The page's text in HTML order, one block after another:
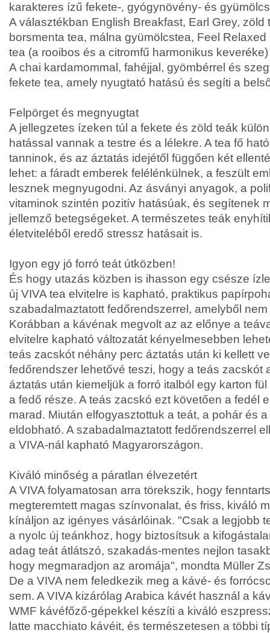
karakteres ízű fekete-, gyógynövény- és
A választékban English Breakfast, Earl Grey, zöld
borsmenta tea, málna gyümölcstea, Feel
tea (a rooibos és a citromfű harmonikus
A chai kardamommal, fahéjjal, gyömbérrel és
fekete tea, amely nyugtató hatású és segíti a
Felpörget és megnyugtat
A jellegzetes ízeken túl a fekete és zöld teák
hatással vannak a testre és a lélekre. A tea fő
tanninok, és az áztatás idejétől függően két
lehet: a fáradt emberek felélénkülnek, a feszült
lesznek megnyugodni. Az ásványi anyagok, a
vitaminok szintén pozitív hatásúak, és segítenek
jellemző betegségeket. A természetes teák
életviteléből eredő stressz hatásait is.
Igyon egy jó forró teát útközben!
És hogy utazás közben is ihasson egy csésze
új VIVA tea elvitelre is kapható, praktikus
szabadalmaztatott fedőrendszerrel, amelyből
Korábban a kávénak megvolt az az előnye a
elvitelre kapható változatát kényelmesebben
teás zacskót néhány perc áztatás után ki kellett
fedőrendszer lehetővé teszi, hogy a teás zacskót
áztatás után kiemeljük a forró italból egy karton
a fedő része. A teás zacskó ezt követően a fedél
marad. Miután elfogyasztottuk a teát, a pohár és
eldobható. A szabadalmaztatott fedőrendszerrel
a VIVA-nál kapható Magyarországon.
Kiváló minőség a páratlan élvezetért
A VIVA folyamatosan arra törekszik, hogy
megteremtett magas színvonalat, és friss, kiváló
kínáljon az igényes vásárlóinak. "Csak a legjobb
a nyolc új teánkhoz, hogy biztosítsuk a
adag teát átlátszó, szakadás-mentes nejlon
hogy megmaradjon az aromája", mondta Müller
De a VIVA nem feledkezik meg a kávé- és
sem. A VIVA kizárólag Arabica kávét használ a
WMF kávéfőző-gépekkel készíti a kiváló
latte macchiato kávéit, és természetesen a többi